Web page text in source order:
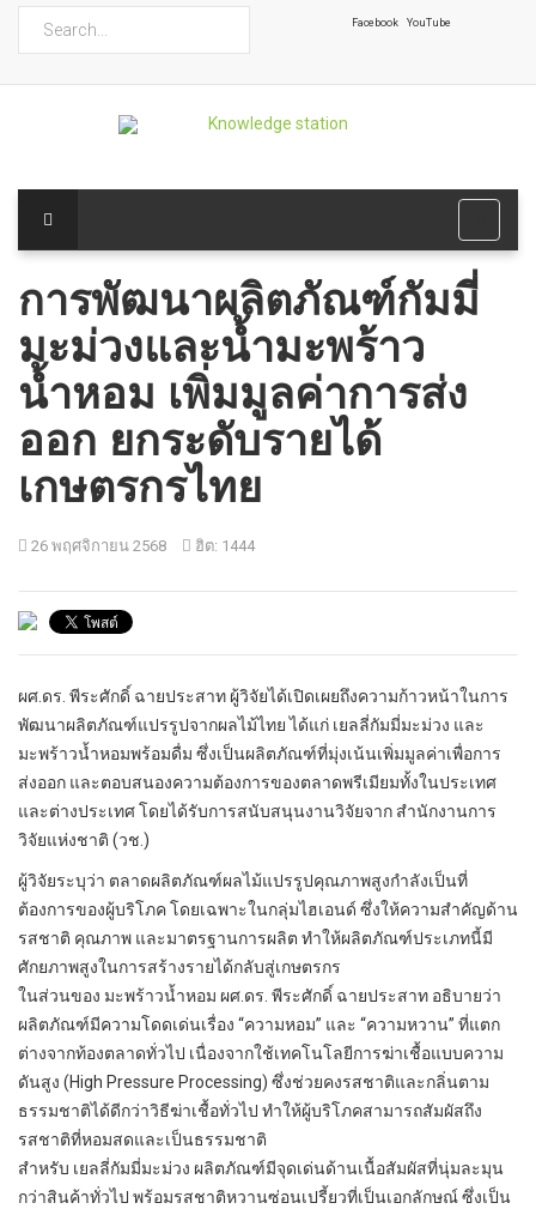
Facebook YouTube
การพัฒนาผลิตภัณฑ์กัมมี่
มะม่วงและน้ำมะพร้าว
น้ำหอม เพิ่มมูลค่าการส่ง
ออก ยกระดับรายได้
เกษตรกรไทย
26 พฤศจิกายน 2568 ฮิต: 1444
ผศ.ดร. พีระศักดิ์ ฉายประสาท ผู้วิจัยได้เปิดเผยถึงความก้าวหน้าในการ
พัฒนาผลิตภัณฑ์แปรรูปจากผลไม้ไทย ได้แก่ เยลลี่กัมมี่มะม่วง และ
มะพร้าวน้ำหอมพร้อมดื่ม ซึ่งเป็นผลิตภัณฑ์ที่มุ่งเน้นเพิ่มมูลค่าเพื่อการ
ส่งออก และตอบสนองความต้องการของตลาดพรีเมียมทั้งในประเทศ
และต่างประเทศ โดยได้รับการสนับสนุนงานวิจัยจาก สำนักงานการ
วิจัยแห่งชาติ (วช.)
ผู้วิจัยระบุว่า ตลาดผลิตภัณฑ์ผลไม้แปรรูปคุณภาพสูงกำลังเป็นที่
ต้องการของผู้บริโภค โดยเฉพาะในกลุ่มไฮเอนด์ ซึ่งให้ความสำคัญด้าน
รสชาติ คุณภาพ และมาตรฐานการผลิต ทำให้ผลิตภัณฑ์ประเภทนี้มี
ศักยภาพสูงในการสร้างรายได้กลับสู่เกษตรกร
ในส่วนของ มะพร้าวน้ำหอม ผศ.ดร. พีระศักดิ์ ฉายประสาท อธิบายว่า
ผลิตภัณฑ์มีความโดดเด่นเรื่อง “ความหอม” และ “ความหวาน” ที่แตก
ต่างจากท้องตลาดทั่วไป เนื่องจากใช้เทคโนโลยีการฆ่าเชื้อแบบความ
ดันสูง (High Pressure Processing) ซึ่งช่วยคงรสชาติและกลิ่นตาม
ธรรมชาติได้ดีกว่าวิธีฆ่าเชื้อทั่วไป ทำให้ผู้บริโภคสามารถสัมผัสถึง
รสชาติที่หอมสดและเป็นธรรมชาติ
สำหรับ เยลลี่กัมมี่มะม่วง ผลิตภัณฑ์มีจุดเด่นด้านเนื้อสัมผัสที่นุ่มละมุน
กว่าสินค้าทั่วไป พร้อมรสชาติหวานซ่อนเปรี้ยวที่เป็นเอกลักษณ์ ซึ่งเป็น